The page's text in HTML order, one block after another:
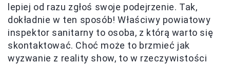
lepiej od razu zgłoś swoje podejrzenie. Tak,
dokładnie w ten sposób! Właściwy powiatowy
inspektor sanitarny to osoba, z którą warto się
skontaktować. Choć może to brzmieć jak
wyzwanie z reality show, to w rzeczywistości